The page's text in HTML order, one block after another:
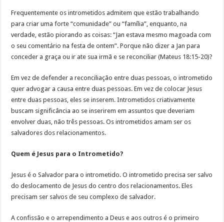
Frequentemente os intrometidos admitem que estão trabalhando
para criar uma forte “comunidade” ou “família”, enquanto, na
verdade, estão piorando as coisas: “Jan estava mesmo magoada com
o seu comentário na festa de ontem”. Porque não dizer a Jan para
conceder a graça ou ir ate sua irmã e se reconciliar (Mateus 18:15-20)?
Em vez de defender a reconciliação entre duas pessoas, o intrometido
quer advogar a causa entre duas pessoas. Em vez de colocar Jesus
entre duas pessoas, eles se inserem. Intrometidos criativamente
buscam significância ao se inserirem em assuntos que deveriam
envolver duas, não três pessoas. Os intrometidos amam ser os
salvadores dos relacionamentos.
Quem é Jesus para o Intrometido?
Jesus é o Salvador para o intrometido. O intrometido precisa ser salvo
do deslocamento de Jesus do centro dos relacionamentos. Eles
precisam ser salvos de seu complexo de salvador.
A confissão e o arrependimento a Deus e aos outros é o primeiro